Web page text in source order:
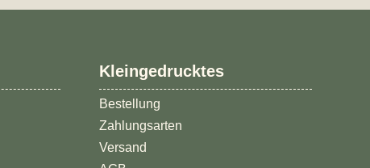
Kleingedrucktes
Bestellung
Zahlungsarten
Versand
brandgeister.de
SEHR GUT